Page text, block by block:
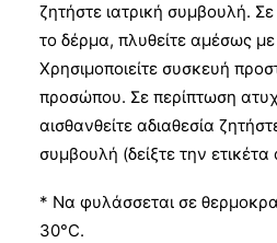
ζητήστε ιατρική συμβουλή.
το δέρμα, πλυθείτε αμέσως
Χρησιμοποιείτε συσκευή
προσώπου. Σε περίπτωση
αισθανθείτε αδιαθεσία
συμβουλή (δείξτε την ετικέτα
* Να φυλάσσεται σε
30°C.